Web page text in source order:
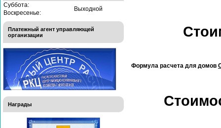
Суббота:
Выходной
Воскресенье:
Платежный агент управляющей
организации
Награды
Формула расчета для домов